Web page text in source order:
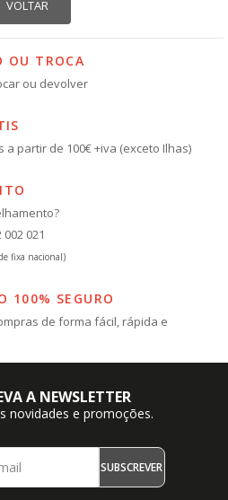
OU TROCA
ou devolver
a partir de 100€ +iva (exceto Ilhas)
002 021
fixa nacional)
100% SEGURO
de forma fácil, rápida e
A NEWSLETTER
novidades e promoções.
SUBSCREVER